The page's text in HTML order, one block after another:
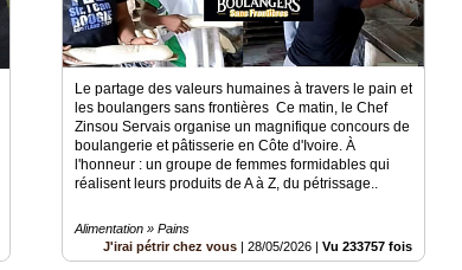
Le partage des valeurs humaines à travers le pain et
les boulangers sans frontières Ce matin, le Chef
Zinsou Servais organise un magnifique concours de
boulangerie et pâtisserie en Côte d'Ivoire. À
l'honneur : un groupe de femmes formidables qui
réalisent leurs produits de A à Z, du pétrissage..
Alimentation » Pains
J'irai pétrir chez vous |28/05/2026 |Vu 233757 fois